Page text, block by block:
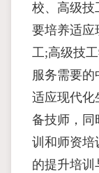
校、高级技
要培养适应
工;高级技
服务需要
适应现代化
备技师，同
训和师资培
的提升培训